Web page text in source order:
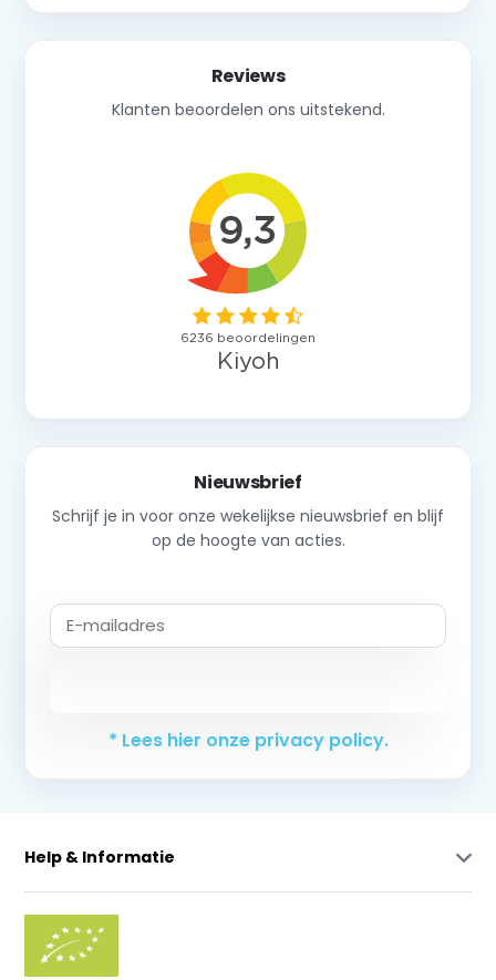
Reviews
Klanten beoordelen ons uitstekend.
Nieuwsbrief
Schrijf je in voor onze wekelijkse nieuwsbrief en blijf
op de hoogte van acties.
* Lees hier onze privacy policy.
Help & Informatie